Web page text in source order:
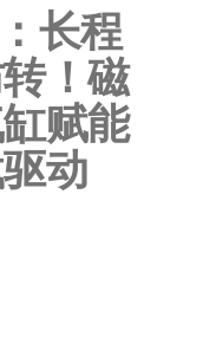
：长程
！磁
赋能
动